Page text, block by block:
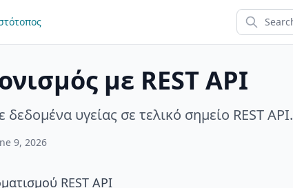
με REST API
δεδομένα υγείας σε τελικό σημείο REST API.
9, 2026
REST API